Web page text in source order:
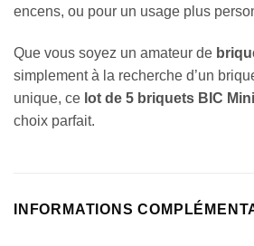
encens, ou pour un usage plus
Que vous soyez un amateur de
simplement à la recherche d’un
unique, ce lot de 5 briquets BIC
choix parfait.
INFORMATIONS